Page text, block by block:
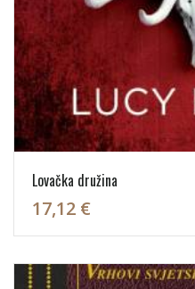
Lovačka družina
17,12 €